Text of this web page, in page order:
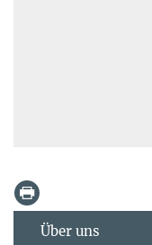
Über uns